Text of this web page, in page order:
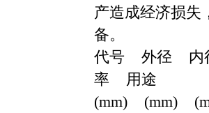
产造成经济损失
备。
代号 外径 内
率 用途
(mm) (mm)